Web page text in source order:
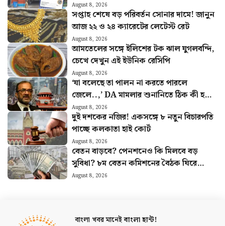
August 8, 2026
সপ্তাহ শেষে বড় পরিবর্তন সোনার দামে! জানুন
আজ ২২ ও ২৪ ক্যারেটের লেটেস্ট রেট
August 8, 2026
আমতেলের সঙ্গে ইলিশের টক ঝাল যুগলবন্দি,
চেখে দেখুন এই ইউনিক রেসিপি
August 8, 2026
‘যা বলেছে তা পালন না করতে পারলে
জেলে..,’ DA মামলার শুনানিতে ঠিক কী হল?
জানালেন আইনজীবী বিকাশ রঞ্জন
August 8, 2026
দুই দশকের নজির! একসঙ্গে ৮ নতুন বিচারপতি
পাচ্ছে কলকাতা হাই কোর্ট
August 8, 2026
বেতন বাড়বে? পেনশনেও কি মিলবে বড়
সুবিধা? ৮ম বেতন কমিশনের বৈঠক ঘিরে
বাড়ছে আশা
August 8, 2026
বাংলা খবর মানেইবাংলা হান্ট!